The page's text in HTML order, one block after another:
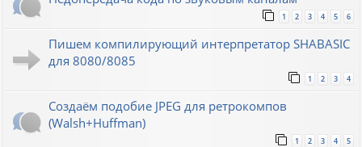
1 2 3 4 5 6
Пишем компилирующий интерпретатор SHABASIC
для 8080/8085
1 2 3 4
Создаём подобие JPEG для ретрокомпов
(Walsh+Huffman)
1 2 3 4 5